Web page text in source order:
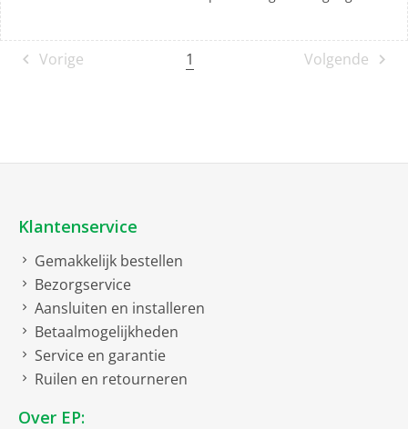
Vorige 1 Volgende
Klantenservice
Gemakkelijk bestellen
Bezorgservice
Aansluiten en installeren
Betaalmogelijkheden
Service en garantie
Ruilen en retourneren
Over EP: